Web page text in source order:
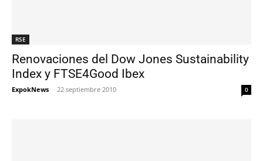
RSE
Renovaciones del Dow Jones Sustainability
Index y FTSE4Good Ibex
ExpokNews - 22 septiembre 2010 0